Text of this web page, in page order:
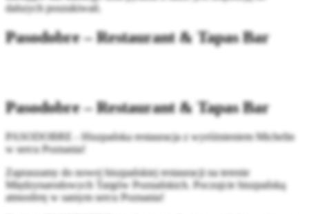
dalszych poszukiwań.
Pasodobre – Restaurant & Tapas Bar
Pasodobre – Restaurant & Tapas Bar
PASODOBRE - Hiszpańska restauracja z wyróżnieniem Michelin
w sercu Poznania!
Zapraszamy do nowej hiszpańskiej restauracji na terenie
Międzynarodowych Targów Poznańskich. Poczujcie hiszpańską
atmosferę w samym sercu Poznania!